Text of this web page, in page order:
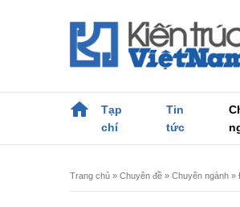
Tạp
chí
Tin
tức
Trang chủ » Chuyên đề » Chuyên ngành »